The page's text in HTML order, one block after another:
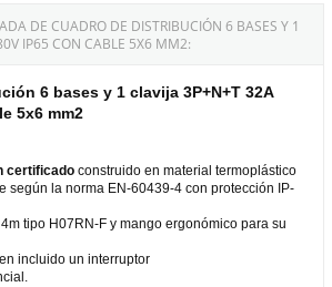
DE CUADRO DE DISTRIBUCIÓN 6 BASES Y 1
IP65 CON CABLE 5X6 MM2:
6 bases y 1 clavija 3P+N+T 32A
5x6 mm2
certificado construido en material termoplástico
según la norma EN-60439-4 con protección IP-
tipo H07RN-F y mango ergonómico para su
incluido un interruptor